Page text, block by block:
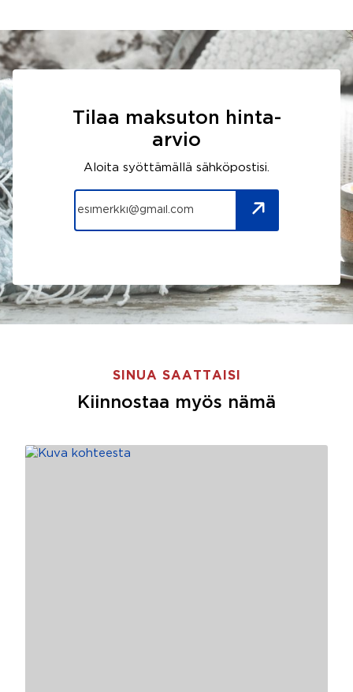
Tilaa maksuton hinta-
arvio
Aloita syöttämällä sähköpostisi.
SINUA SAATTAISI
Kiinnostaa myös nämä